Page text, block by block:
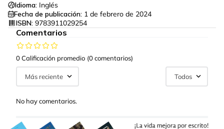
Idioma: Inglés
Fecha de publicación: 1 de febrero de 2024
ISBN: 9783911029254
Comentarios
0 Calificación promedio (0 comentarios)
Más reciente Todos
No hay comentarios.